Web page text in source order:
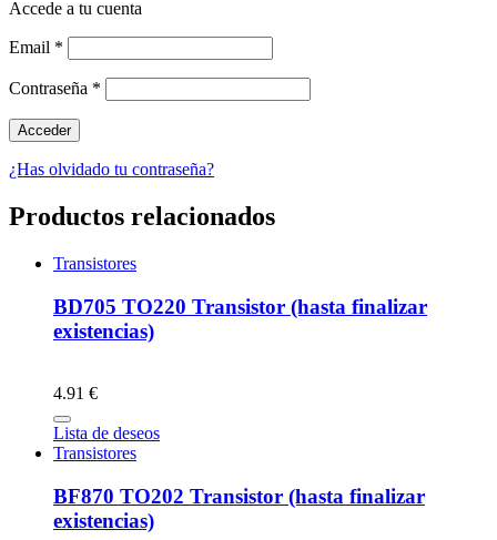
Accede a tu cuenta
Email *
Contraseña *
¿Has olvidado tu contraseña?
Productos relacionados
Transistores
BD705 TO220 Transistor (hasta finalizar
existencias)
4.91 €
Lista de deseos
Transistores
BF870 TO202 Transistor (hasta finalizar
existencias)